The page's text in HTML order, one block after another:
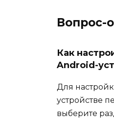
Вопрос-
Как
Android-
Для
устройстве
выберите